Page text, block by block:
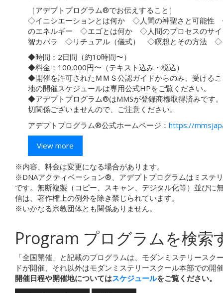
［アデプトプログラム®︎でお伝えすること］
◇イニシエーションとは何か ◇人間の神聖さと可能
のエネルギー ◇エゴとは何か ◇人間のプロセスのサ
智カバラ ◇リチュアル（儀式） ◇瞑想とその方法 ◇
◆時間：2日間（約10時間〜）
◆料金：100,000円〜（テキスト込み・税込）
◆開催を許可されたＭＭＳ公認ガイドからのみ、受ける
地の開催スケジュールは専用公式HPをご覧ください。
◆アデプトプログラム®︎はMMSが登録商標取得済みです
切関係ございませんので、ご注意ください。
アデプトプログラム®︎公式ホームページ： https://
View more
※内容、料金は変更になる場合があります。
※DNAアクティベーション®、アデプトプログラムはミステ
です。無断複製（コピー、スキャン、デジタル化等）並びに
信は、著作権上の例外を除き禁じられています。
※いかなる宗教団体とも関係ありません。
Program プログラムを検索
「全国開催」と記載のプログラムは、モダンミステリースク
ドが開催、それ以外はモダンミステリースクール本部での開
開催日程や開催地についてはスケジュールをご覧ください。